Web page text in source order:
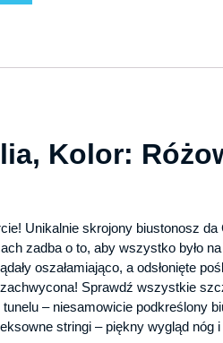
Kolor:
Unikalnie skrojony biustonosz
zadba o to, aby wszystko było
oszałamiająco, a odsłonięte
Sprawdź wszystkie
– niesamowicie podkreślony
stringi – piękny wygląd nóg i